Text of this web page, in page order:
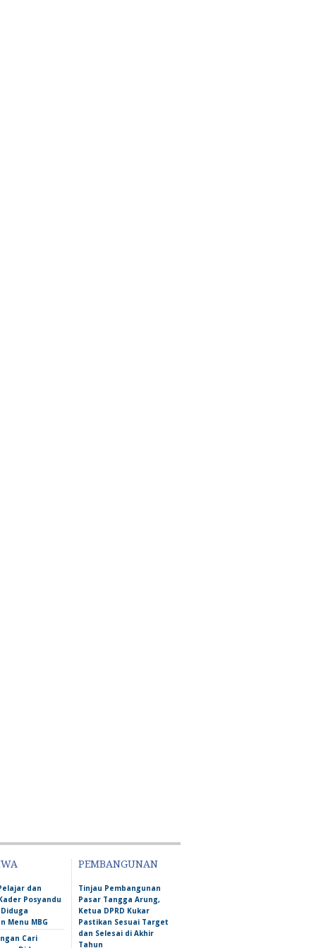
dan
Posyandu
Menu MBG
Cari
PEMBANGUNAN
Tinjau Pembangunan
Pasar Tangga Arung,
Ketua DPRD Kukar
Pastikan Sesuai Target
dan Selesai di Akhir
Tahun